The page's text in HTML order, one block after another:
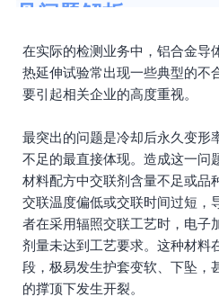
见问题解析
在实际的检测业务中，铝合金导
热延伸试验常出现一些典型的不
要引起相关企业的高度重视。
最突出的问题是冷却后永久变形
不足的最直接体现。造成这一问
材料配方中交联剂含量不足或品
交联温度偏低或交联时间过短，
者在采用辐照交联工艺时，电子
剂量未达到工艺要求。这种材料
段，极易发生护套变软、下坠，
的撑顶下发生开裂。